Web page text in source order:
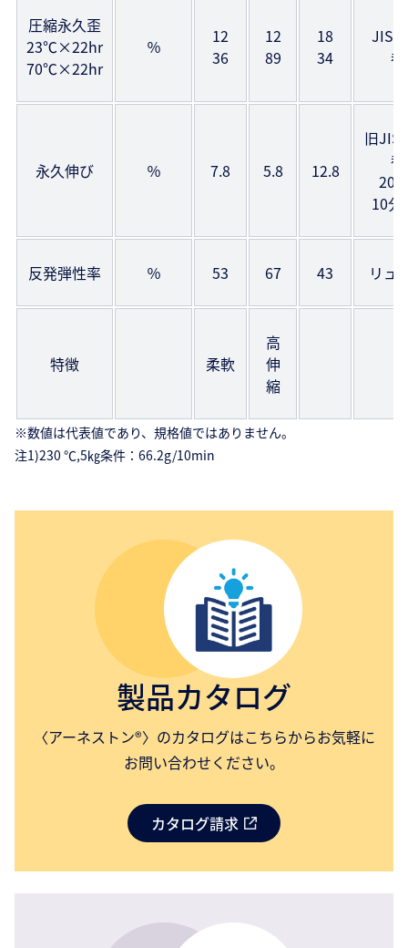
圧縮永久歪
23℃×22hr
70℃×22hr
％
12
36
12
89
18
34
JIS
永久伸び ％ 7.8 5.8 12.8
旧JIS
10分
反発弾性率 ％ 53 67 43 リュ
特徴 柔軟
高
伸
縮
※数値は代表値であり、規格値ではありません。
注1)230 ℃,5㎏条件：66.2g/10min
製品カタログ
〈アーネストン®〉のカタログはこちらからお気軽に
お問い合わせください。
カタログ請求